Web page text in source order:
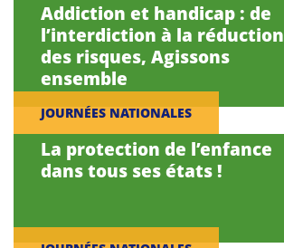
Addiction et handicap : de
l’interdiction à la réduction
des risques, Agissons
ensemble
JOURNÉES NATIONALES
La protection de l’enfance
dans tous ses états !